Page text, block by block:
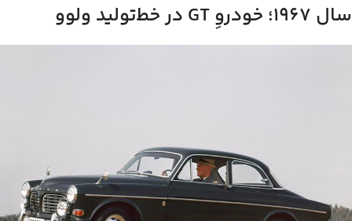
سال ۱۹۶۷؛ خودروِ GT در خط‌تولید ولوو